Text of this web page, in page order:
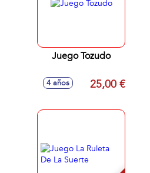
Juego Tozudo
4 años 25,00 €